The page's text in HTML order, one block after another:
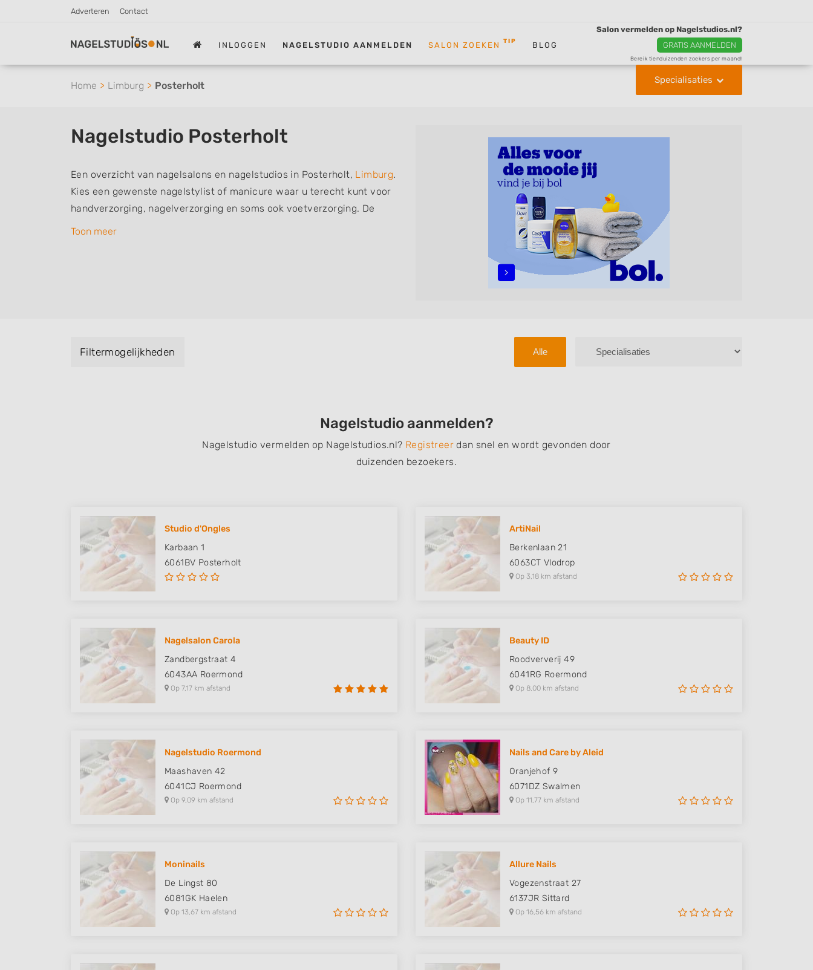
Adverteren Contact
INLOGGEN NAGELSTUDIO AANMELDEN SALON ZOEKEN TIP BLOG
Salon vermelden op Nagelstudios.nl?
GRATIS AANMELDEN
Bereik tienduizenden zoekers per maand!
Specialisaties
Home Limburg Posterholt
Nagelstudio Posterholt
Een overzicht van nagelsalons en nagelstudios in Posterholt, Limburg.
Kies een gewenste nagelstylist of manicure waar u terecht kunt voor
handverzorging, nagelverzorging en soms ook voetverzorging. De
nagelstylisten hebben mogelijk een van de volgende specialisaties of
Toon meer
Filtermogelijkheden Alle
Nagelstudio aanmelden?
Nagelstudio vermelden op Nagelstudios.nl? Registreer dan snel en wordt gevonden door
duizenden bezoekers.
Studio d'Ongles
Karbaan 1
6061BV Posterholt
ArtiNail
Berkenlaan 21
6063CT Vlodrop
Op 3,18 km afstand
Nagelsalon Carola
Zandbergstraat 4
6043AA Roermond
Op 7,17 km afstand
Beauty ID
Roodververij 49
6041RG Roermond
Op 8,00 km afstand
Nagelstudio Roermond
Maashaven 42
6041CJ Roermond
Op 9,09 km afstand
Nails and Care by Aleid
Oranjehof 9
6071DZ Swalmen
Op 11,77 km afstand
Moninails
De Lingst 80
6081GK Haelen
Op 13,67 km afstand
Allure Nails
Vogezenstraat 27
6137JR Sittard
Op 16,56 km afstand